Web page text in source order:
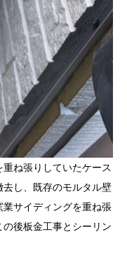
ね張りしていたケース
し、既存のモルタル壁
サイディングを重ね張
後板金工事とシーリン